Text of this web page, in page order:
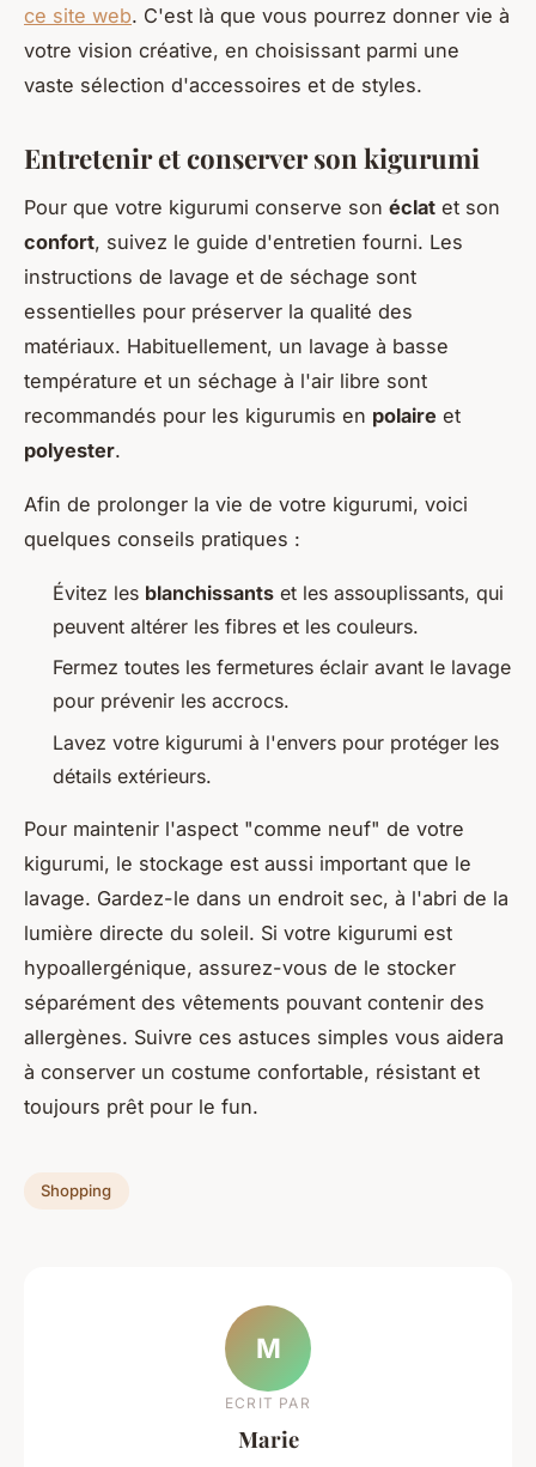
ce site web. C'est là que vous pourrez donner vie à
votre vision créative, en choisissant parmi une
vaste sélection d'accessoires et de styles.
Entretenir et conserver son kigurumi
Pour que votre kigurumi conserve son éclat et son
confort, suivez le guide d'entretien fourni. Les
instructions de lavage et de séchage sont
essentielles pour préserver la qualité des
matériaux. Habituellement, un lavage à basse
température et un séchage à l'air libre sont
recommandés pour les kigurumis en polaire et
polyester.
Afin de prolonger la vie de votre kigurumi, voici
quelques conseils pratiques :
Évitez les blanchissants et les assouplissants, qui
peuvent altérer les fibres et les couleurs.
Fermez toutes les fermetures éclair avant le lavage
pour prévenir les accrocs.
Lavez votre kigurumi à l'envers pour protéger les
détails extérieurs.
Pour maintenir l'aspect "comme neuf" de votre
kigurumi, le stockage est aussi important que le
lavage. Gardez-le dans un endroit sec, à l'abri de la
lumière directe du soleil. Si votre kigurumi est
hypoallergénique, assurez-vous de le stocker
séparément des vêtements pouvant contenir des
allergènes. Suivre ces astuces simples vous aidera
à conserver un costume confortable, résistant et
toujours prêt pour le fun.
Shopping
M
ECRIT PAR
Marie